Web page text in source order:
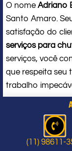
O nome Adriano
Santo Amaro.
satisfação do
serviços para
serviços, você
que respeita seu
trabalho
Problema
indicam a
profissional
(11) 98611-